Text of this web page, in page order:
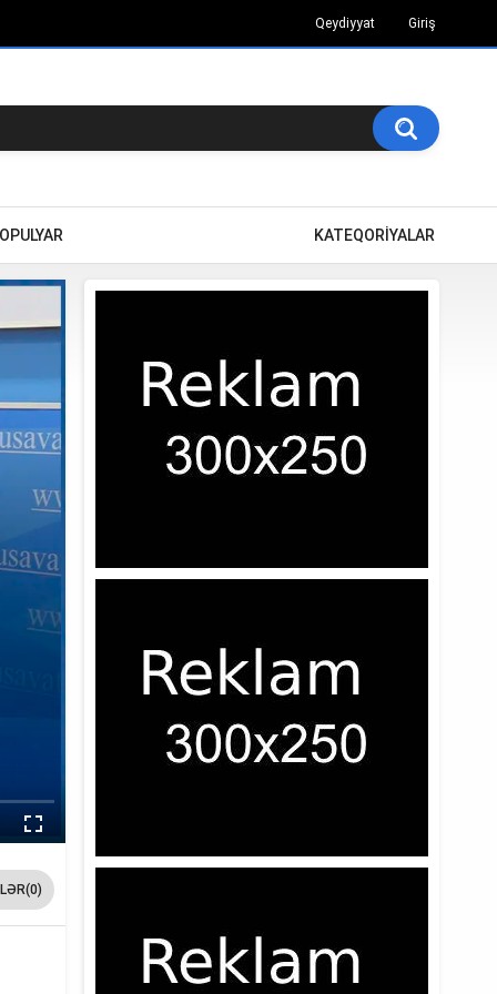
Qeydiyyat Giriş
KATEQORİYALAR